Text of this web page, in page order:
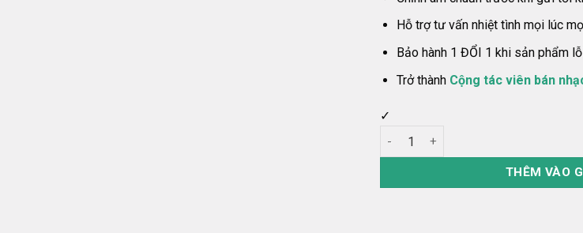
Hỗ trợ tư vấn nhiệt tình mọi lúc
Bảo hành 1 ĐỔI 1 khi sản phẩm
Trở thành Cộng tác viên bán
✓
Đàn Kalimba Calloway 17 Phím Có
THÊM VÀO